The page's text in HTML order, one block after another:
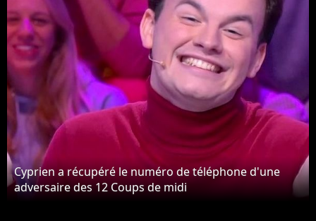
Cyprien a récupéré le numéro de téléphone d'une
adversaire des 12 Coups de midi